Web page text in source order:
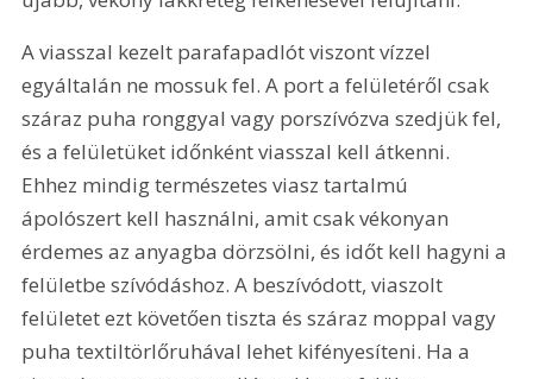
A viasszal kezelt parafapadlót viszont vízzel
egyáltalán ne mossuk fel. A port a felületéről csak
száraz puha ronggyal vagy porszívózva szedjük fel,
és a felületüket időnként viasszal kell átkenni.
Ehhez mindig természetes viasz tartalmú
ápolószert kell használni, amit csak vékonyan
érdemes az anyagba dörzsölni, és időt kell hagyni a
felületbe szívódáshoz. A beszívódott, viaszolt
felületet ezt követően tiszta és száraz moppal vagy
puha textiltörlőruhával lehet kifényesíteni. Ha a